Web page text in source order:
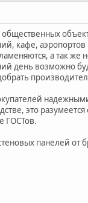
кафе,
а так
день возможно
это
ГОСТов.
панелей от